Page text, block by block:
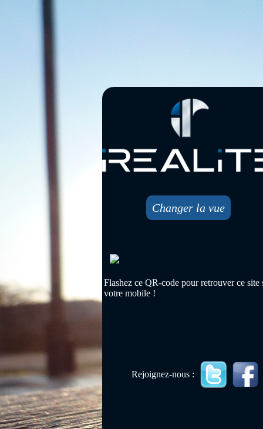
Changer la vue
Flashez ce QR-code pour retrouver ce site
votre mobile !
Rejoignez-nous :